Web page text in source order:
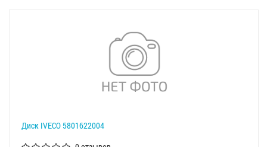
Диск IVECO 5801622004